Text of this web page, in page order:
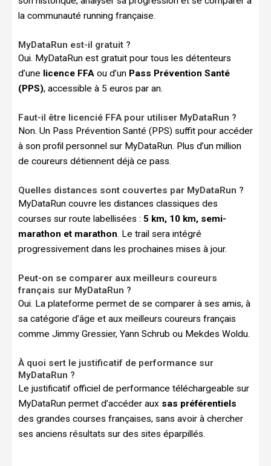
la communauté running française.
MyDataRun est-il gratuit ?
Oui. MyDataRun est gratuit pour tous les détenteurs
d’une licence FFA ou d’un Pass Prévention Santé
(PPS), accessible à 5 euros par an.
Faut-il être licencié FFA pour utiliser MyDataRun ?
Non. Un Pass Prévention Santé (PPS) suffit pour accéder
à son profil personnel sur MyDataRun. Plus d’un million
de coureurs détiennent déjà ce pass.
Quelles distances sont couvertes par MyDataRun ?
MyDataRun couvre les distances classiques des
courses sur route labellisées : 5 km, 10 km, semi-
marathon et marathon . Le trail sera intégré
progressivement dans les prochaines mises à jour.
Peut-on se comparer aux meilleurs coureurs
français sur MyDataRun ?
Oui. La plateforme permet de se comparer à ses amis, à
sa catégorie d’âge et aux meilleurs coureurs français
comme Jimmy Gressier, Yann Schrub ou Mekdes Woldu.
À quoi sert le justificatif de performance sur
MyDataRun ?
Le justificatif officiel de performance téléchargeable sur
MyDataRun permet d’accéder aux sas préférentiels
des grandes courses françaises, sans avoir à chercher
ses anciens résultats sur des sites éparpillés.